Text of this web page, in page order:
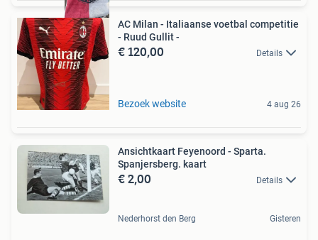
AC Milan - Italiaanse voetbal competitie
- Ruud Gullit -
€ 120,00 Details
Bezoek website 4 aug 26
Ansichtkaart Feyenoord - Sparta.
Spanjersberg. kaart
€ 2,00 Details
Nederhorst den Berg Gisteren